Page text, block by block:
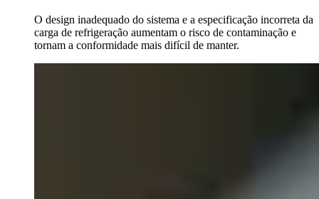
O design inadequado do sistema e a especificação incorreta da
carga de refrigeração aumentam o risco de contaminação e
tornam a conformidade mais difícil de manter.